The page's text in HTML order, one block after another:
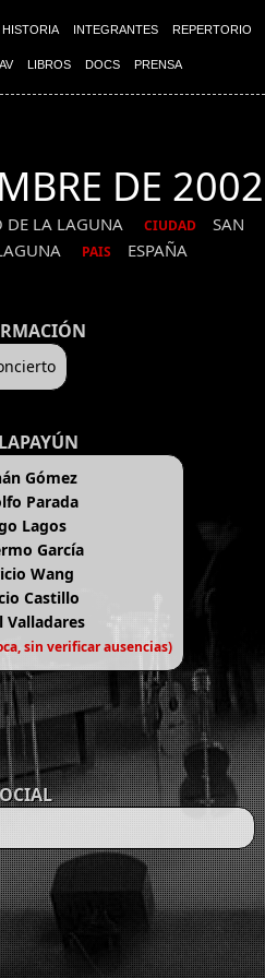
HISTORIA INTEGRANTES REPERTORIO
LIBROS DOCS PRENSA
DE 2002
DE LA LAGUNA CIUDAD
SAN
PAIS ESPAÑA
Gómez
Parada
Lagos
García
Wang
Castillo
Valladares
sin verificar ausencias)